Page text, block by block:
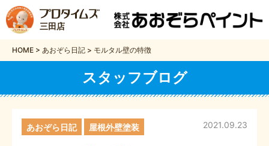
三田店
HOME > あおぞら日記 > モルタル壁の特徴
スタッフブログ
2021.09.23
あおぞら日記 屋根外壁塗装